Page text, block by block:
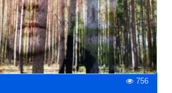
756